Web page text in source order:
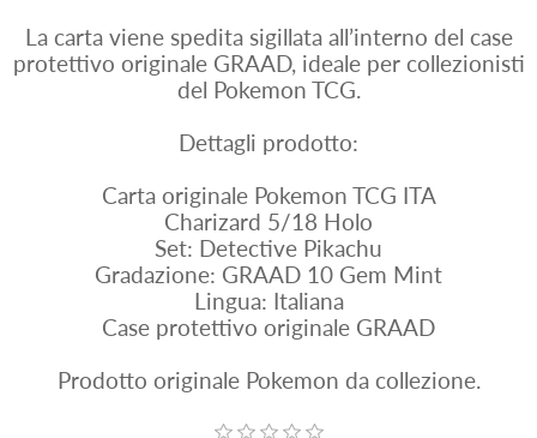
La carta viene spedita sigillata all’interno del case
protettivo originale GRAAD, ideale per collezionisti
del Pokemon TCG.
Dettagli prodotto:
Carta originale Pokemon TCG ITA
Charizard 5/18 Holo
Set: Detective Pikachu
Gradazione: GRAAD 10 Gem Mint
Lingua: Italiana
Case protettivo originale GRAAD
Prodotto originale Pokemon da collezione.